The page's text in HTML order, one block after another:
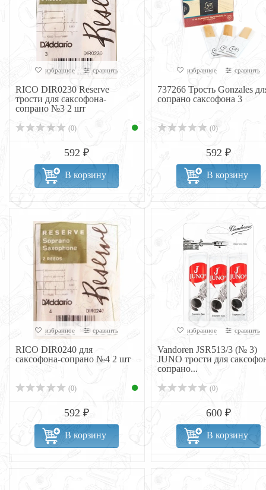
избранное сравнить
RICO DIR0230 Reserve
трости для саксофона-
сопрано №3 2 шт
(0)
592 ₽
В корзину
избранное сравнить
737266 Трость Gonzales
сопрано саксофона 3
(0)
592 ₽
В корзину
избранное сравнить
RICO DIR0240 для
саксофона-сопрано №4 2 шт
(0)
592 ₽
В корзину
избранное сравнить
Vandoren JSR513/3 (№ 3)
JUNO трости для
сопрано...
(0)
600 ₽
В корзину